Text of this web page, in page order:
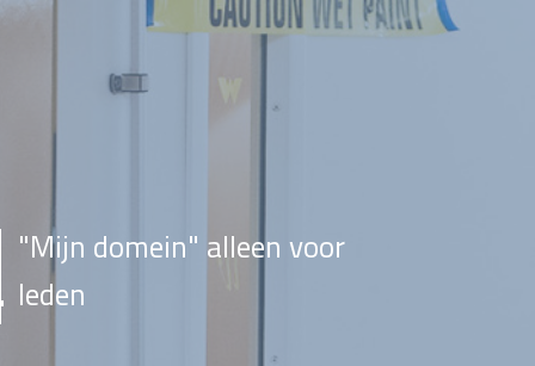
"Mijn domein" alleen voor
leden